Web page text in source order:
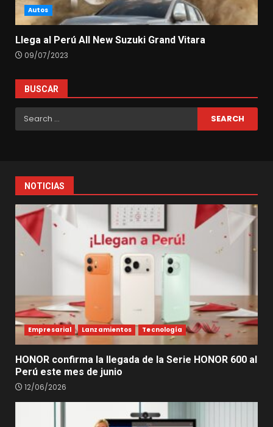
Autos
Llega al Perú All New Suzuki Grand Vitara
09/07/2023
BUSCAR
Search
for:
NOTICIAS
Empresarial Lanzamientos Tecnología
HONOR confirma la llegada de la Serie HONOR 600 al
Perú este mes de junio
12/06/2026